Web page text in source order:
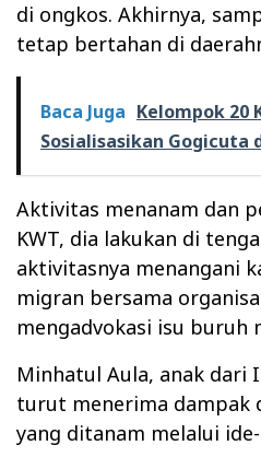
di ongkos. Akhirnya,
tetap bertahan di
Baca Juga Kelompok 20
Sosialisasikan Gogicuta
Aktivitas menanam dan
KWT, dia lakukan di
aktivitasnya menangani
migran bersama
mengadvokasi isu buruh
Minhatul Aula, anak dari
turut menerima dampak
yang ditanam melalui ide-